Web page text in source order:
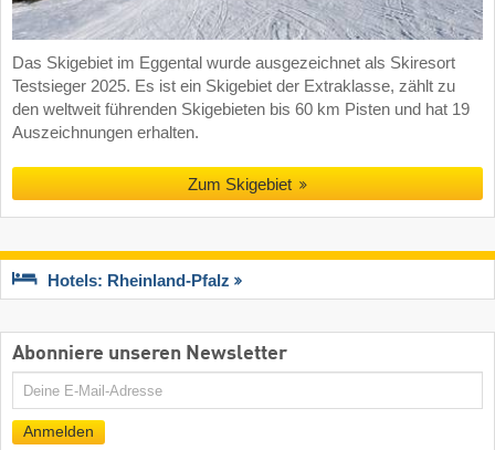
Das Skigebiet im Eggental wurde ausgezeichnet als Skiresort
Testsieger 2025. Es ist ein Skigebiet der Extraklasse, zählt zu
den weltweit führenden Skigebieten bis 60 km Pisten und hat 19
Auszeichnungen erhalten.
Zum Skigebiet
Hotels: Rheinland-Pfalz
Abonniere unseren Newsletter
E-
Anmelden